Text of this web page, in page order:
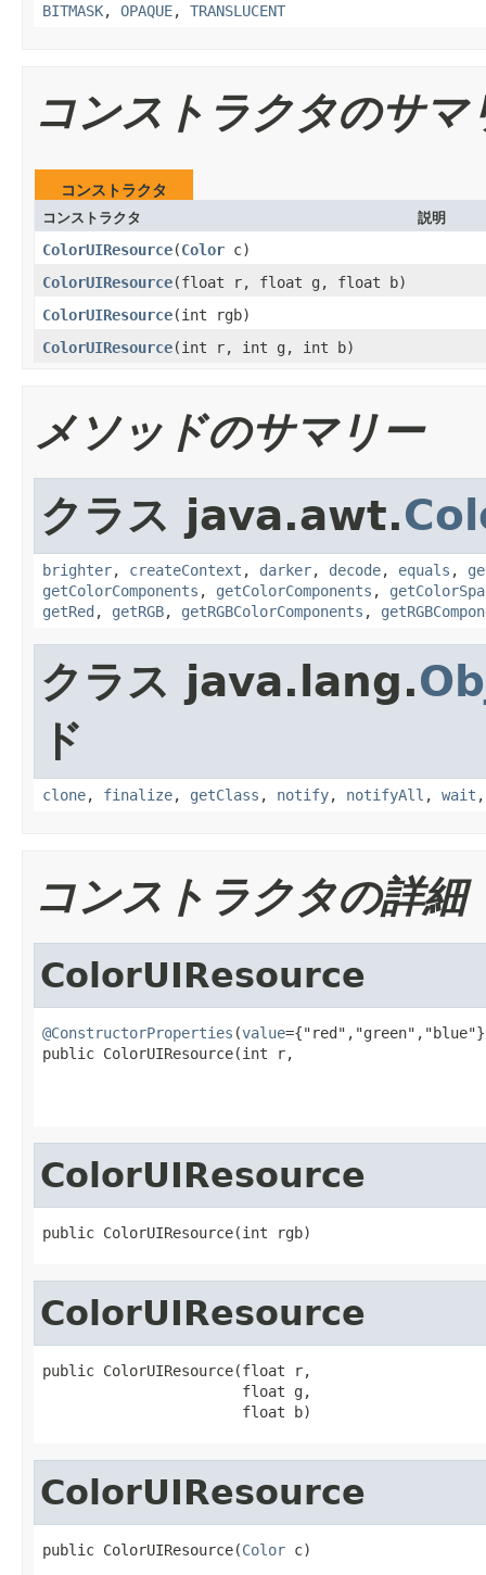
BITMASK, OPAQUE, TRANSLUCENT
コンストラクタのサマ
コンストラクタ
コンストラクタ 説明
ColorUIResource(Color c)
ColorUIResource(float r, float g, float b)
ColorUIResource(int rgb)
ColorUIResource(int r, int g, int b)
メソッドのサマリー
クラス java.awt.
brighter, createContext , darker, decode, equals ,
getColorComponents , getColorComponents ,
getRed , getRGB, getRGBColorComponents ,
クラス java.lang.
ド
clone, finalize, getClass , notify, notifyAll , wait
コンストラクタの詳細
ColorUIResource
@ConstructorProperties (value
public ColorUIResource(int r,
ColorUIResource
public ColorUIResource(int rgb)
ColorUIResource
public ColorUIResource(float r,
                       float g,
                       float b)
ColorUIResource
public ColorUIResource(Color c)